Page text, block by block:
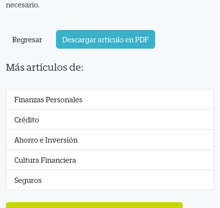
necesario.
Regresar Descargar artículo en PDF
Más artículos de:
Finanzas Personales
Crédito
Ahorro e Inversión
Cultura Financiera
Seguros